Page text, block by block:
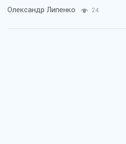
Олександр Липенко 24